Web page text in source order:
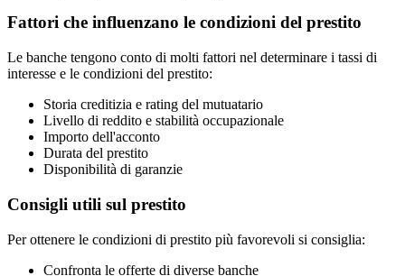
Fattori che influenzano le condizioni del prestito
Le banche tengono conto di molti fattori nel determinare i tassi di
interesse e le condizioni del prestito:
Storia creditizia e rating del mutuatario
Livello di reddito e stabilità occupazionale
Importo dell'acconto
Durata del prestito
Disponibilità di garanzie
Consigli utili sul prestito
Per ottenere le condizioni di prestito più favorevoli si consiglia:
Confronta le offerte di diverse banche